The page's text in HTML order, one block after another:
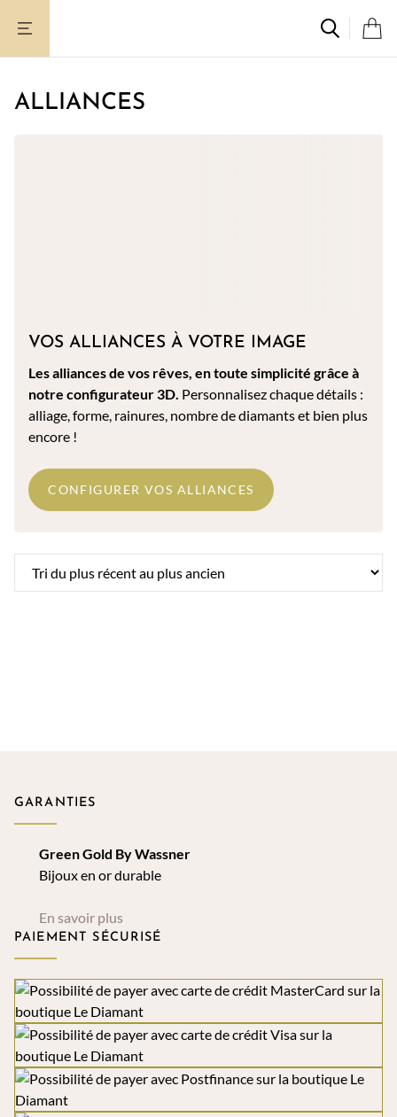
VOS ALLIANCES À VOTRE IMAGE
Les alliances de vos rêves, en toute simplicité grâce à
notre configurateur 3D. Personnalisez chaque détails :
alliage, forme, rainures, nombre de diamants et bien plus
encore !
CONFIGURER VOS ALLIANCES
ALLIANCES
GARANTIES
Green Gold By Wassner
Bijoux en or durable
En savoir plus
PAIEMENT SÉCURISÉ